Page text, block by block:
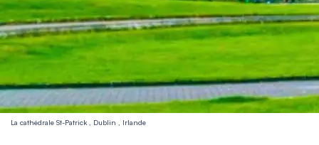
La cathédrale St-Patrick , Dublin , Irlande